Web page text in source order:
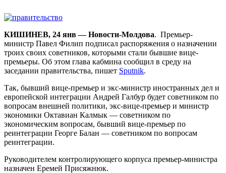
КИШИНЕВ, 24 янв — Новости-Молдова. Премьер-
министр Павел Филип подписал распоряжения о назначении
троих своих советников, которыми стали бывшие вице-
премьеры. Об этом глава кабмина сообщил в среду на
заседании правительства, пишет Sputnik.
Так, бывший вице-премьер и экс-министр иностранных дел и
европейской интеграции Андрей Галбур будет советником по
вопросам внешней политики, экс-вице-премьер и министр
экономики Октавиан Калмык — советником по
экономическим вопросам, бывший вице-премьер по
реинтеграции Георге Балан — советником по вопросам
реинтеграции.
Руководителем контролирующего корпуса премьер-министра
назначен Еремей Присяжнюк.